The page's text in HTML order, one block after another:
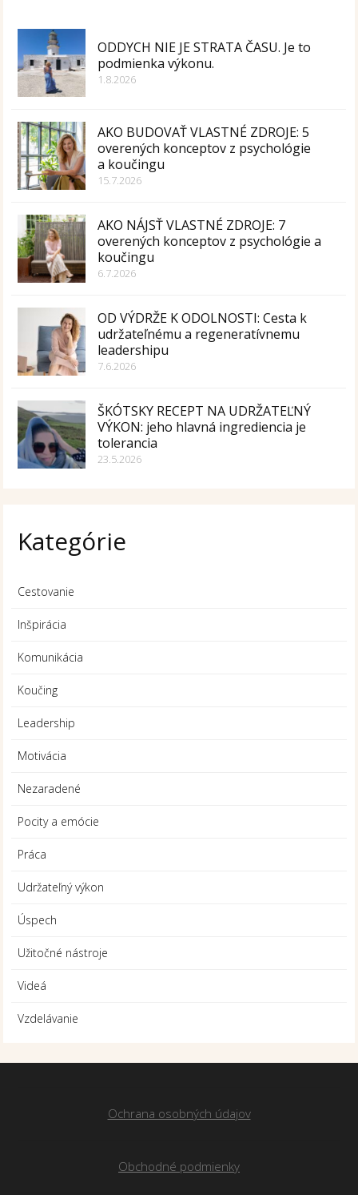
ODDYCH NIE JE STRATA ČASU. Je to
podmienka výkonu.
1.8.2026
AKO BUDOVAŤ VLASTNÉ ZDROJE: 5
overených konceptov z psychológie
a koučingu
15.7.2026
AKO NÁJSŤ VLASTNÉ ZDROJE: 7
overených konceptov z psychológie a
koučingu
6.7.2026
OD VÝDRŽE K ODOLNOSTI: Cesta k
udržateľnému a regeneratívnemu
leadershipu
7.6.2026
ŠKÓTSKY RECEPT NA UDRŽATEĽNÝ
VÝKON: jeho hlavná ingrediencia je
tolerancia
23.5.2026
Kategórie
Cestovanie
Inšpirácia
Komunikácia
Koučing
Leadership
Motivácia
Nezaradené
Pocity a emócie
Práca
Udržateľný výkon
Úspech
Užitočné nástroje
Videá
Vzdelávanie
Ochrana osobných údajov
Obchodné podmienky